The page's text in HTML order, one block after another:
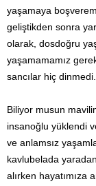
yaşamaya
geliştikden sonra
olarak, dosdoğru
yaşamamamız
sancılar hiç dinmedi.
Biliyor musun
insanoğlu yüklendi
ve anlamsız
kavlubelada
alırken hayatımıza